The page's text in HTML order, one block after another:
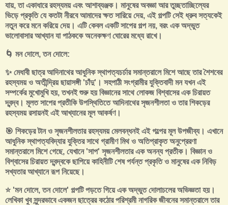
যায়, তা একাধারে রহস্যময় এবং আশাব্যঞ্জক। মানুষের অবজ্ঞা আর তুচ্ছতাচ্ছিল্যের
ভিড়ে প্রকৃতি যে কতটা নীরবে আমাদের ক্ষত সারিয়ে দেয়, এই গল্পটি সেই ধ্রুব সত্যকেই
নতুন করে মনে করিয়ে দেয়। এটি কেবল একটি সাপের গল্প নয়, বরং এক অদ্ভুত
ভালোবাসার আখ্যান যা পাঠককে অনেকক্ষণ ঘোরের মধ্যে রাখে।
🌀 মন দোলে, তন দোলে:
✨ মেধাবী ছাত্র আদিনাথের আধুনিক স্থাপত্যচর্চার সমান্তরালে মিশে আছে তার শৈশবের
রহস্যময় ও অতীন্দ্রিয় ছায়াসঙ্গী 'চাঁদু'। সহপাঠী সংগ্রামীর যুক্তিবাদী মন যখন এই
সম্পর্কের মুখোমুখি হয়, তখনই শুরু হয় বিজ্ঞানের সাথে লোকজ বিশ্বাসের এক চিরায়ত
দ্বন্দ্ব। মূলত সাপের প্রতীকি উপস্থিতিতে আদিনাথের সৃজনশীলতা ও তার শিকড়ের
রহস্যময় রসায়নই এই আখ্যানের মূল আকর্ষণ।
🎯 শিকড়ের টান ও সৃজনশীলতার রহস্যময় মেলবন্ধনই এই গল্পের মূল উপজীব্য। এখানে
আধুনিক স্থাপত্যবিদ্যার যুক্তির সাথে গ্রামীণ মিথ ও অতিপ্রাকৃত অনুপ্রেরণা
সমান্তরালে মিশে গেছে, যেখানে 'সাপ' সৃজনশীলতার এক অনন্য প্রতীক। বিজ্ঞান ও
বিশ্বাসের চিরায়ত দ্বন্দ্বকে ছাপিয়ে কাহিনীটি শেষ পর্যন্ত প্রকৃতি ও মানুষের এক নিবিড়
সখ্যতার আখ্যানে রূপ নিয়েছে।
⭐ 'মন দোলে, তন দোলে' গল্পটি পড়তে গিয়ে এক অদ্ভুত দোলাচলের অভিজ্ঞতা হয়।
লেখিকা খুব সুন্দরভাবে একজন ছাত্রের কঠোর পরিশ্রমী নাগরিক জীবনের সমান্তরালে তার